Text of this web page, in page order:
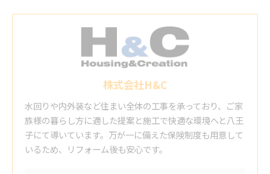
株式会社H&C
水回りや内外装など住まい全体の工事を承っており、ご家
族様の暮らし方に適した提案と施工で快適な環境へと八王
子にて導いています。万が一に備えた保険制度も用意して
いるため、リフォーム後も安心です。